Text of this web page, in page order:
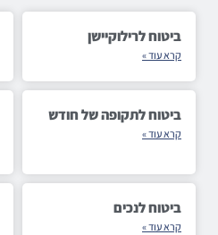
ביטוח לרילוקיישן
קרא עוד »
ביטוח לתקופה של חודש
קרא עוד »
ביטוח לנכים
קרא עוד »